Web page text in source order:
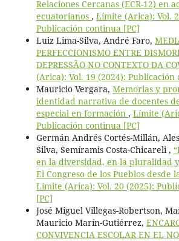
Relaciones Cercanas (ECR-12) en
ecuatorianos , Límite (Arica): Vol.
Publicación continua [PC]
Luiz Lima-Silva, André Faro,
PERFECCIONISMO ENTRE
DEPRESSÃO NO CONTEXTO DA
(Arica): Vol. 19 (2024): Publicación
Mauricio Vergara, Memorias y
identidad narrativa de docentes
especial en formación , Límite
Publicación continua [PC]
Germán Andrés Cortés-Millán,
Silva, Semíramis Costa-Chicareli ,
en la diversidad, en la pluralidad
El Congreso de los Pueblos desde
Límite (Arica): Vol. 20 (2025):
[PC]
José Miguel Villegas-Robertson,
Mauricio Marín-Gutiérrez,
CONVIVENCIA ESCOLAR EN EL